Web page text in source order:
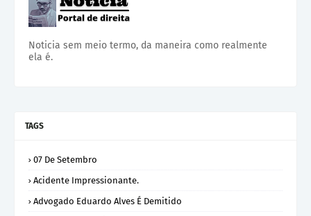
Noticia sem meio termo, da maneira como realmente
ela é.
TAGS
07 De Setembro
Acidente Impressionante.
Advogado Eduardo Alves É Demitido